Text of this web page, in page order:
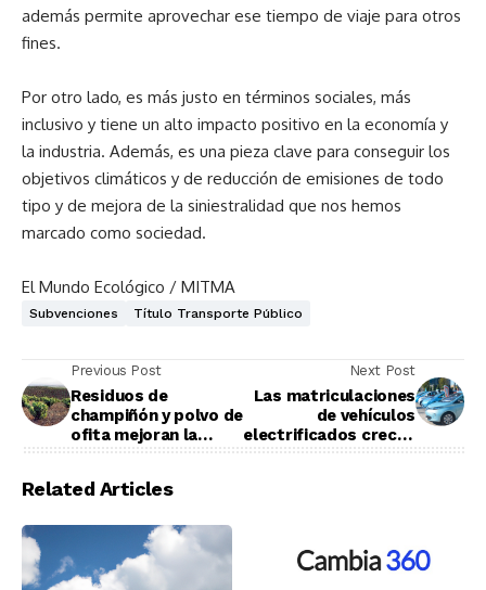
además permite aprovechar ese tiempo de viaje para otros
fines.
Por otro lado, es más justo en términos sociales, más
inclusivo y tiene un alto impacto positivo en la economía y
la industria. Además, es una pieza clave para conseguir los
objetivos climáticos y de reducción de emisiones de todo
tipo y de mejora de la siniestralidad que nos hemos
marcado como sociedad.
El Mundo Ecológico / MITMA
Subvenciones Título Transporte Público
Previous Post
Residuos de
champiñón y polvo de
ofita mejoran la
Next Post
Las matriculaciones
de vehículos
electrificados crecen
Related Articles